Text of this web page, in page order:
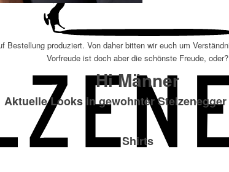
produziert. Von daher bitten wir euch um
Vorfreude ist doch aber die schönste Freude, oder?
Hi Männer
Aktuelle Looks in gewohnter
Shirts